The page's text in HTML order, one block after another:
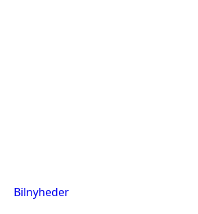
Bilnyheder